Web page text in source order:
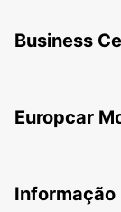
Business
Europcar
Informação